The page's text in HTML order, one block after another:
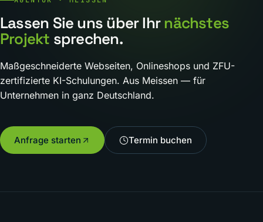
Lassen Sie uns über Ihr nächstes
Projekt sprechen.
Maßgeschneiderte Webseiten, Onlineshops und ZFU-
zertifizierte KI-Schulungen. Aus Meissen — für
Unternehmen in ganz Deutschland.
Anfrage starten Termin buchen